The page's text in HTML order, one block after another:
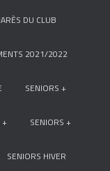
DU CLUB
2021/2022
SENIORS +
+ SENIORS +
SENIORS HIVER